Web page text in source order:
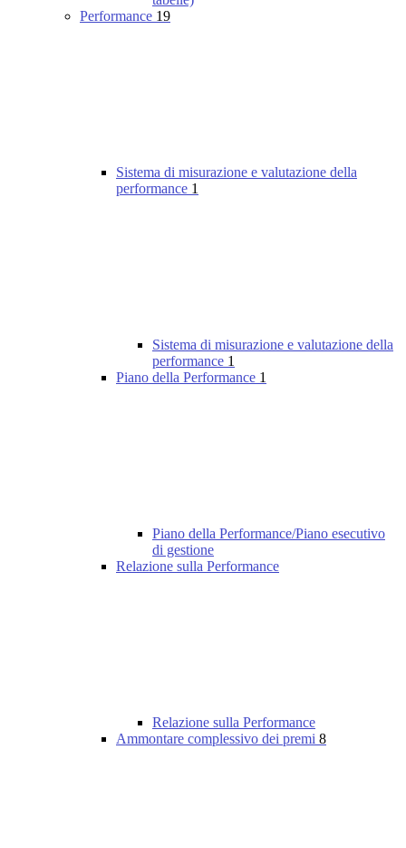
Performance 19
Sistema di misurazione e valutazione della
performance 1
Sistema di misurazione e valutazione della
performance 1
Piano della Performance 1
Piano della Performance/Piano esecutivo
di gestione
Relazione sulla Performance
Relazione sulla Performance
Ammontare complessivo dei premi 8